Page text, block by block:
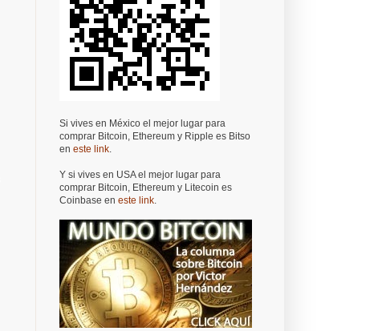
Si vives en México el mejor lugar para
comprar Bitcoin, Ethereum y Ripple es Bitso
en este link.
Y si vives en USA el mejor lugar para
comprar Bitcoin, Ethereum y Litecoin es
Coinbase en este link.